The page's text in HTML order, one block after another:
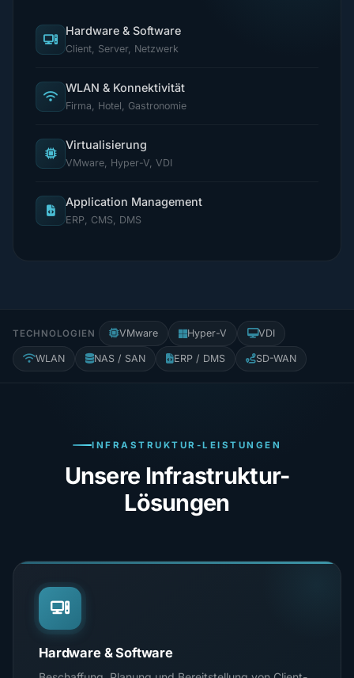
Hardware & Software
Client, Server, Netzwerk
WLAN & Konnektivität
Firma, Hotel, Gastronomie
Virtualisierung
VMware, Hyper-V, VDI
Application Management
ERP, CMS, DMS
TECHNOLOGIEN VMware Hyper-V VDI
WLAN NAS / SAN ERP / DMS SD-WAN
INFRASTRUKTUR-LEISTUNGEN
Unsere Infrastruktur-
Lösungen
Hardware & Software